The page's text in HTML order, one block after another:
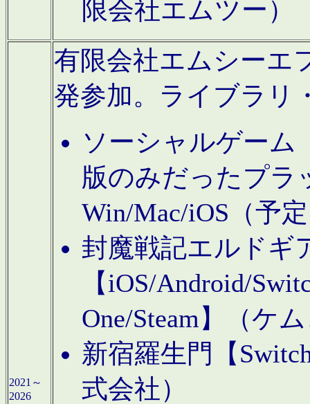
限会社エムツー）
2021～
2026
有限会社エムシーエ
発参加。ライブラリ
ソーシャルゲーム
版のみだったプラ
Win/Mac/iOS（予
封魔戦記エルドギ
【iOS/Android/
One/Steam】（ケ
新宿羅生門【
式会社）